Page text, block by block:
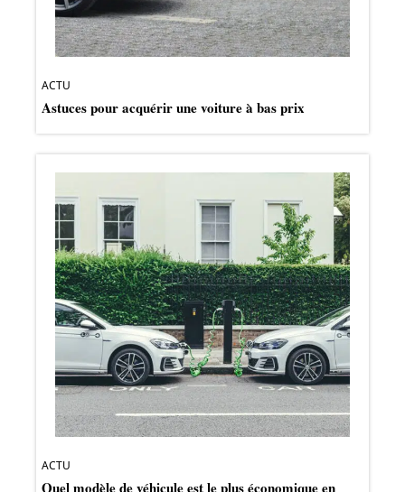
ACTU
Astuces pour acquérir une voiture à bas prix
ACTU
Quel modèle de véhicule est le plus économique en